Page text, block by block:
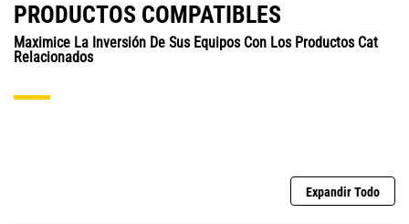
PRODUCTOS COMPATIBLES
Maximice La Inversión De Sus Equipos Con Los Productos Cat
Relacionados
Expandir Todo